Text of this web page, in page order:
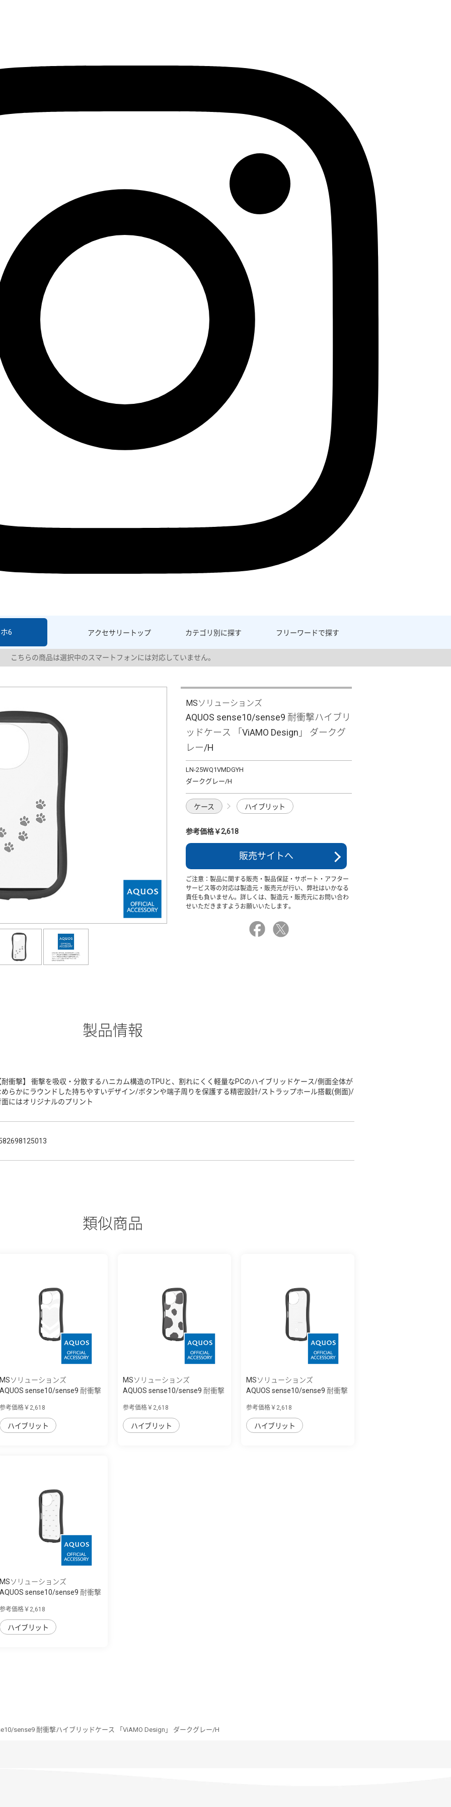
アクセサリー トップ カテゴリ別に探す フリーワードで探す
6
こちらの商品は選択中のスマートフォンには対応していません。
MSソリューションズ
AQUOS sense10/sense9 耐衝撃ハイブリ
ッドケース 「ViAMO Design」 ダークグ
レー/H
LN-25WQ1VMDGYH
ダークグレー/H
ケース ハイブリット
参考価格￥2,618
販売サイトへ
ご注意：製品に関する販売・製品保証・サポート・アフター
サービス等の対応は製造元・販売元が行い、弊社はいかなる
責任も負いません。詳しくは、製造元・販売元にお問い合わ
せいただきますようお願いいたします。
製品情報
耐衝撃】 衝撃を吸収・分散するハニカム構造のTPUと、割れにくく軽量なPCのハイブリッドケース/側面全体が
めらかにラウンドした持ちやすいデザイン/ボタンや端子周りを保護する精密設計/ストラップホール搭載(側面)/
面にはオリジナルのプリント
類似商品
MSソリューションズ
AQUOS sense10/sense9 耐衝撃
参考価格￥2,618
ハイブリット
MSソリューションズ
AQUOS sense10/sense9 耐衝撃
参考価格￥2,618
ハイブリット
MSソリューションズ
AQUOS sense10/sense9 耐衝撃
参考価格￥2,618
ハイブリット
MSソリューションズ
AQUOS sense10/sense9 耐衝撃
参考価格￥2,618
ハイブリット
sense9 耐衝撃ハイブリッドケース 「ViAMO Design」 ダークグレー/H